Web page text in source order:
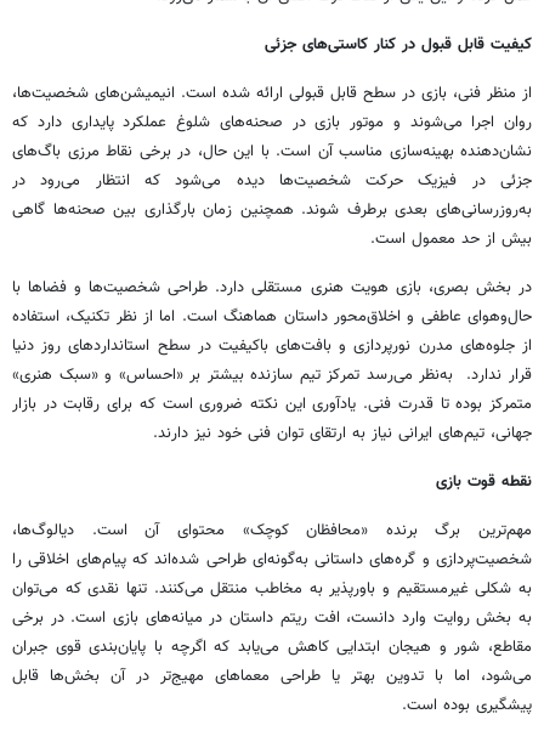
کیفیت قابل قبول در کنار کاستی‌های جزئی
از منظر فنی، بازی در سطح قابل قبولی ارائه شده است. انیمیشن‌های شخصیت‌ها،
روان اجرا می‌شوند و موتور بازی در صحنه‌های شلوغ عملکرد پایداری دارد که
نشان‌دهنده بهینه‌سازی مناسب آن است. با این حال، در برخی نقاط مرزی باگ‌های
جزئی در فیزیک حرکت شخصیت‌ها دیده می‌شود که انتظار می‌رود در
به‌روزرسانی‌های بعدی برطرف شوند. همچنین زمان بارگذاری بین صحنه‌ها گاهی
بیش از حد معمول است.
در بخش بصری، بازی هویت هنری مستقلی دارد. طراحی شخصیت‌ها و فضاها با
حال‌وهوای عاطفی و اخلاق‌محور داستان هماهنگ است. اما از نظر تکنیک، استفاده
از جلوه‌های مدرن نورپردازی و بافت‌های باکیفیت در سطح استانداردهای روز دنیا
قرار ندارد. به‌نظر می‌رسد تمرکز تیم سازنده بیشتر بر «احساس» و «سبک هنری»
متمرکز بوده تا قدرت فنی. یادآوری این نکته ضروری است که برای رقابت در بازار
جهانی، تیم‌های ایرانی نیاز به ارتقای توان فنی خود نیز دارند.
نقطه قوت بازی
مهم‌ترین برگ برنده «محافظان کوچک» محتوای آن است. دیالوگ‌ها،
شخصیت‌پردازی و گره‌های داستانی به‌گونه‌ای طراحی شده‌اند که پیام‌های اخلاقی را
به شکلی غیرمستقیم و باورپذیر به مخاطب منتقل می‌کنند. تنها نقدی که می‌توان
به بخش روایت وارد دانست، افت ریتم داستان در میانه‌های بازی است. در برخی
مقاطع، شور و هیجان ابتدایی کاهش می‌یابد که اگرچه با پایان‌بندی قوی جبران
می‌شود، اما با تدوین بهتر یا طراحی معماهای مهیج‌تر در آن بخش‌ها قابل
پیشگیری بوده است.